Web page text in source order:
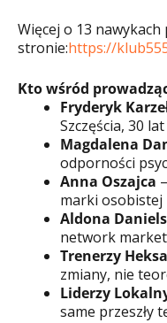
Więcej o 13 nawykach
stronie:https://
Kto wśród
Fryderyk
Szczęścia, 30
Magdalena
odporności
Anna Oszajca
marki osobistej
Aldona
network
Trenerzy
zmiany, nie
Liderzy
same przeszły